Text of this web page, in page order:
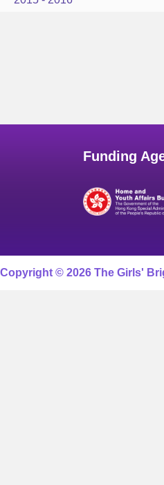
Funding
Copyright © 2026 The Girls'